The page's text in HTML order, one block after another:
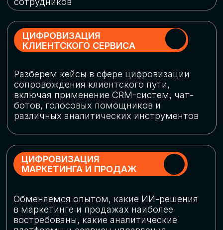
Оставьте заявку, мы направим вам
программу конференции
СКАЧАТЬ ПРОГРАММУ
СПИКЕРЫ
СТАТЬ СПИКЕРОМ
В конференции участвовали более 120 спикеров